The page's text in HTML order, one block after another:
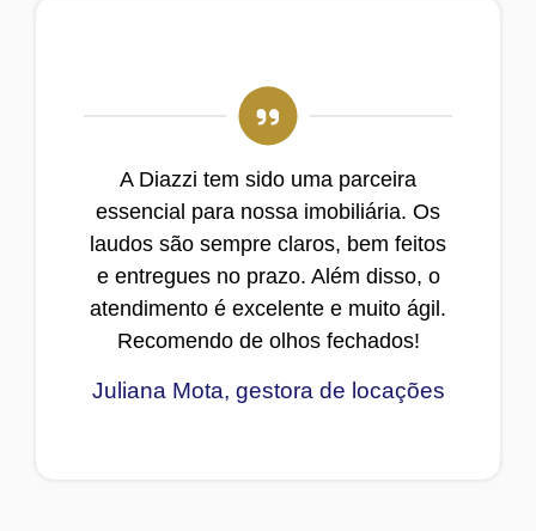
A Diazzi tem sido uma parceira
essencial para nossa imobiliária. Os
laudos são sempre claros, bem feitos
e entregues no prazo. Além disso, o
atendimento é excelente e muito ágil.
Recomendo de olhos fechados!
Juliana Mota, gestora de locações